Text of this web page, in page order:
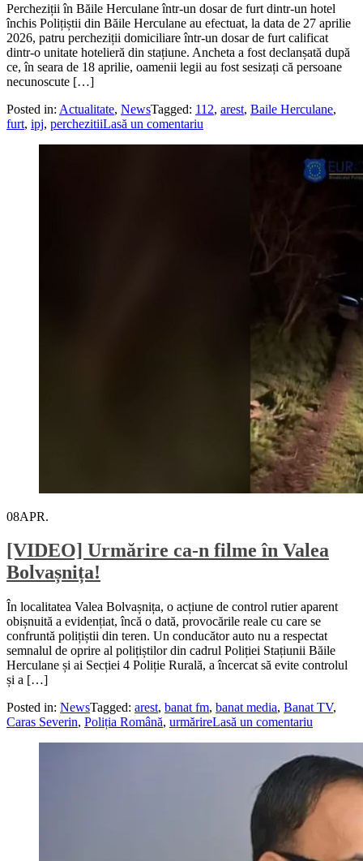
Percheziții în Băile Herculane într-un dosar de furt dintr-un hotel
închis Polițiștii din Băile Herculane au efectuat, la data de 27 aprilie
2026, patru percheziții domiciliare într-un dosar de furt calificat
dintr-o unitate hotelieră din stațiune. Ancheta a fost declanșată după
ce, în seara de 18 aprilie, oamenii legii au fost sesizați că persoane
necunoscute […]
Posted in: Actualitate, NewsTagged: 112, arest, Baile Herculane,
furt, ipj, perchezitiiLasă un comentariu
08APR.
[VIDEO] Urmărire ca-n filme în Valea
Bolvașnița!
În localitatea Valea Bolvașnița, o acțiune de control rutier aparent
obișnuită a evidențiat, încă o dată, provocările reale cu care se
confruntă polițiștii din teren. Un conducător auto nu a respectat
semnalul de oprire al polițiștilor din cadrul Poliției Stațiunii Băile
Herculane și ai Secției 4 Poliție Rurală, a încercat să evite controlul
și a […]
Posted in: NewsTagged: arest, banat fm, banat media, Banat TV,
Caras Severin, Poliția Română, urmărireLasă un comentariu